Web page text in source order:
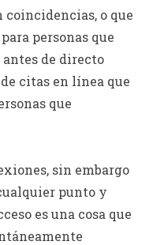
o que
personas que
de directo
citas en línea que
que
sin embargo
punto y
es una cosa que